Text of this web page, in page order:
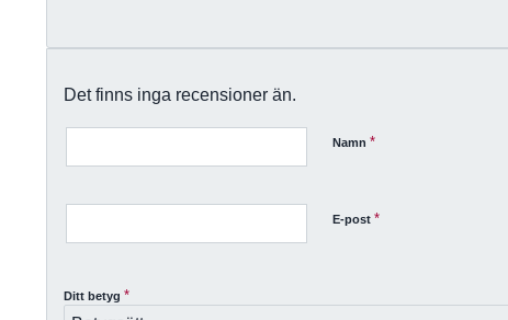
Det finns inga recensioner än.
Namn*
E-post*
Ditt betyg*